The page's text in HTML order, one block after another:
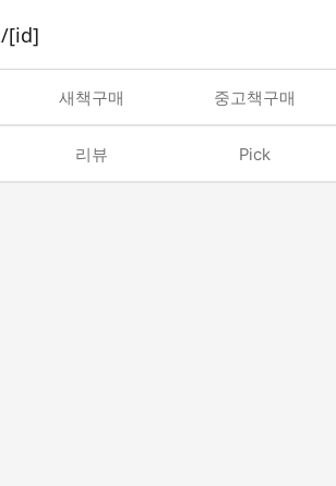
[id]
새책구매 중고책구매
리뷰 Pick